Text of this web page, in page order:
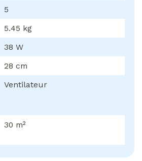
5
5.45 kg
38 W
28 cm
Ventilateur
30 m²